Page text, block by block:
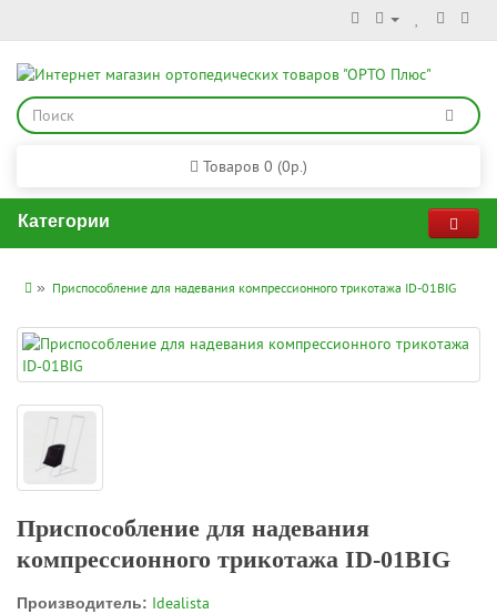
Товаров 0 (0р.)
Категории
Приспособление для надевания компрессионного трикотажа ID-01BIG
Приспособление для надевания
компрессионного трикотажа ID-01BIG
Производитель: Idealista